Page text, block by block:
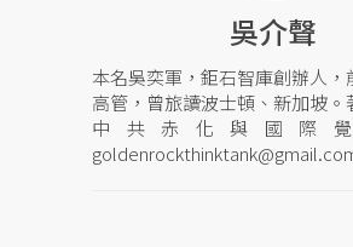
吳介聲
本名吳奕軍，鉅石智庫創辦人，
高管，曾旅讀波士頓、新加坡。
中共赤化與國際